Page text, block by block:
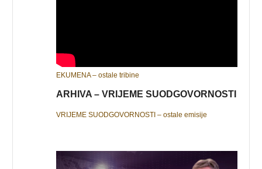
EKUMENA – ostale tribine
ARHIVA – VRIJEME SUODGOVORNOSTI
VRIJEME SUODGOVORNOSTI – ostale emisije